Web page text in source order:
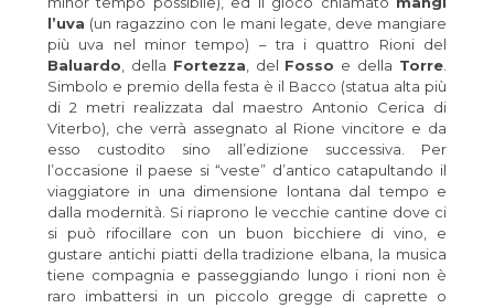
l’uva (un ragazzino con le mani legate, deve mangiare
più uva nel minor tempo) – tra i quattro Rioni del
Baluardo , della Fortezza , del Fosso e della Torre
Simbolo e premio della festa è il Bacco (statua alta più
di 2 metri realizzata dal maestro Antonio Cerica di
Viterbo), che verrà assegnato al Rione vincitore e da
esso custodito sino all’edizione successiva. Per
l’occasione il paese si “veste” d’antico catapultando il
viaggiatore in una dimensione lontana dal tempo e
dalla modernità. Si riaprono le vecchie cantine dove ci
si può rifocillare con un buon bicchiere di vino, e
gustare antichi piatti della tradizione elbana, la musica
tiene compagnia e passeggiando lungo i rioni non è
raro imbattersi in un piccolo gregge di caprette o